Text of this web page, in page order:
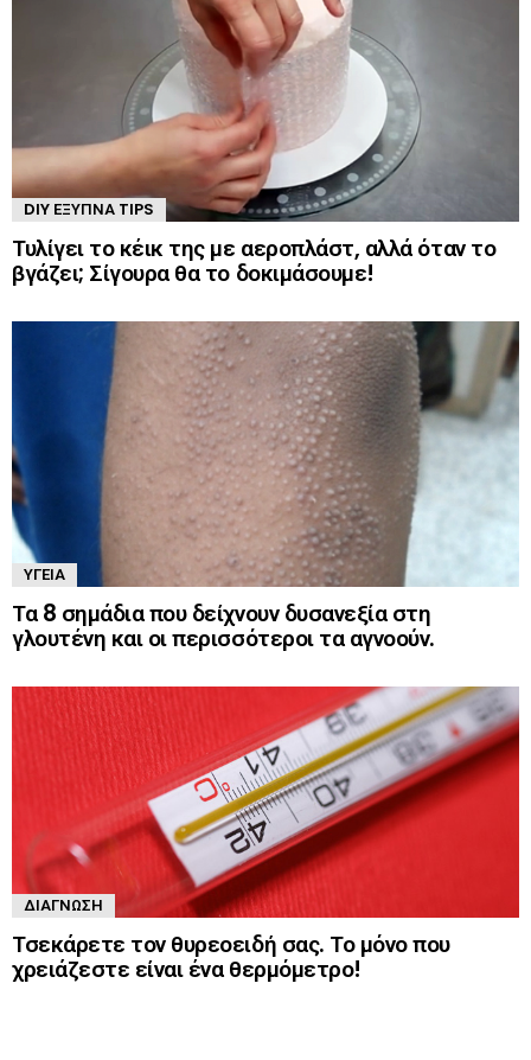
DIY ΈΞΥΠΝΑ TIPS
Τυλίγει το κέικ της με αεροπλάστ, αλλά όταν το
βγάζει; Σίγουρα θα το δοκιμάσουμε!
ΥΓΕΊΑ
Τα 8 σημάδια που δείχνουν δυσανεξία στη
γλουτένη και οι περισσότεροι τα αγνοούν.
ΔΙΆΓΝΩΣΗ
Τσεκάρετε τον θυρεοειδή σας. Το μόνο που
χρειάζεστε είναι ένα θερμόμετρο!